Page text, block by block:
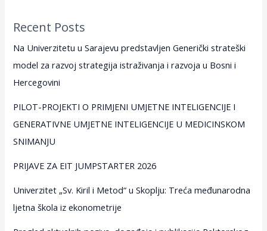
Recent Posts
Na Univerzitetu u Sarajevu predstavljen Generički strateški
model za razvoj strategija istraživanja i razvoja u Bosni i
Hercegovini
PILOT-PROJEKTI O PRIMJENI UMJETNE INTELIGENCIJE I
GENERATIVNE UMJETNE INTELIGENCIJE U MEDICINSKOM
SNIMANJU
PRIJAVE ZA EIT JUMPSTARTER 2026
Univerzitet „Sv. Kiril i Metod“ u Skoplju: Treća međunarodna
ljetna škola iz ekonometrije